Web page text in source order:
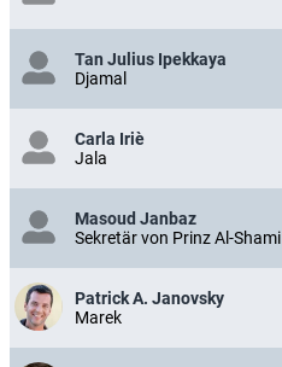
Tan Julius Ipekkaya
Djamal
Carla Iriè
Jala
Masoud Janbaz
Sekretär von Prinz Al-Shami
Patrick A. Janovsky
Marek